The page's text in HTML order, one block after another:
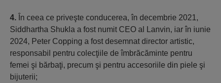
4. În ceea ce priveşte conducerea, în decembrie 2021,
Siddhartha Shukla a fost numit CEO al Lanvin, iar în iunie
2024, Peter Copping a fost desemnat director artistic,
responsabil pentru colecţiile de îmbrăcăminte pentru
femei şi bărbaţi, precum şi pentru accesoriile din piele şi
bijuterii;